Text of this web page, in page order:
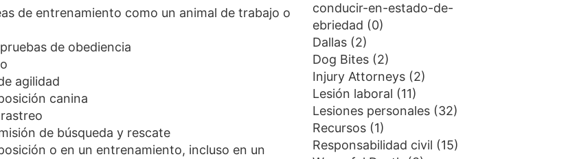
de entrenamiento como un animal de trabajo o
de obediencia
agilidad
canina
de búsqueda y rescate
o en un entrenamiento, incluso en un
conducir-en-estado-de-
ebriedad (0)
Dallas(2)
Dog Bites(2)
Injury Attorneys(2)
Lesión laboral (11)
Lesiones personales(32)
Recursos(1)
Responsabilidad civil (15)